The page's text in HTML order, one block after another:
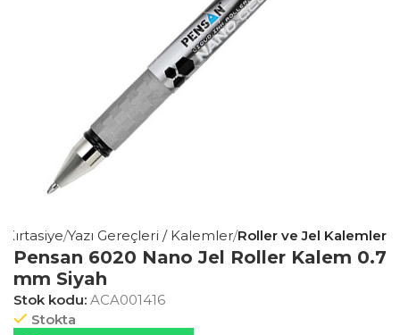
Kırtasiye Yazı Gereçleri / Kalemler Roller ve Jel Kalemler
Pensan 6020 Nano Jel Roller Kalem 0.7
mm Siyah
Stok kodu: ACA001416
Stokta